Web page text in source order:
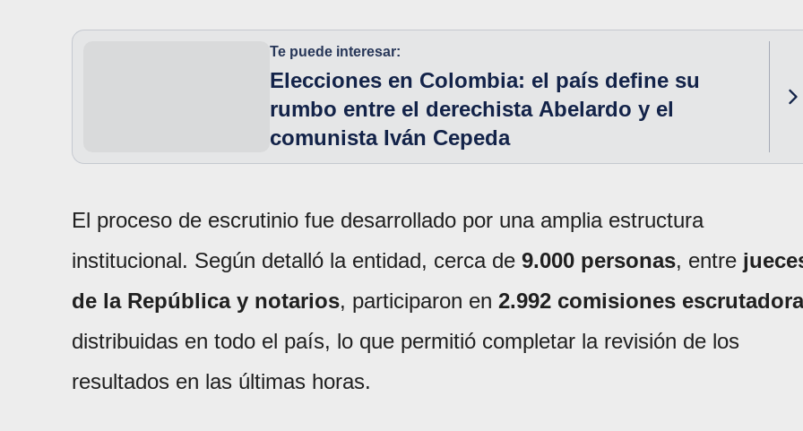
Te puede interesar:
Elecciones en Colombia: el país define su
rumbo entre el derechista Abelardo y el
comunista Iván Cepeda
El proceso de escrutinio fue desarrollado por una amplia estructura
institucional. Según detalló la entidad, cerca de 9.000 personas, entre
de la República y notarios, participaron en 2.992 comisiones
distribuidas en todo el país, lo que permitió completar la revisión de los
resultados en las últimas horas.